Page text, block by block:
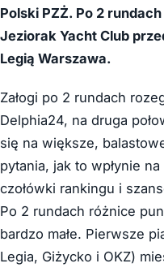
Polski PZŻ. Po 2
Jeziorak Yacht Club
Legią Warszawa.
Załogi po 2 rundach
Delphia24, na druga
się na większe,
pytania, jak to wpłynie
czołówki rankingu i
Po 2 rundach różnice
bardzo małe. Pierwsze
Legia, Giżycko i OKZ)